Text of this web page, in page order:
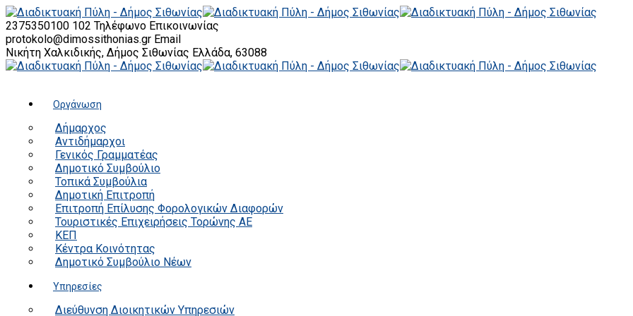
2375350100 102 Τηλέφωνο Επικοινωνίας
protokolo@dimossithonias.gr Email
Νικήτη Χαλκιδικής, Δήμος Σιθωνίας Ελλάδα, 63088
Οργάνωση
Δήμαρχος
Αντιδήμαρχοι
Γενικός Γραμματέας
Δημοτικό Συμβούλιο
Τοπικά Συμβούλια
Δημοτική Επιτροπή
Επιτροπή Επίλυσης Φορολογικών Διαφορών
Τουριστικές Επιχειρήσεις Τορώνης ΑΕ
ΚΕΠ
Κέντρα Κοινότητας
Δημοτικό Συμβούλιο Νέων
Υπηρεσίες
Διεύθυνση Διοικητικών Υπηρεσιών